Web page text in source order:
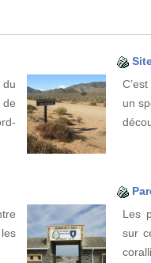
un
Les
sur